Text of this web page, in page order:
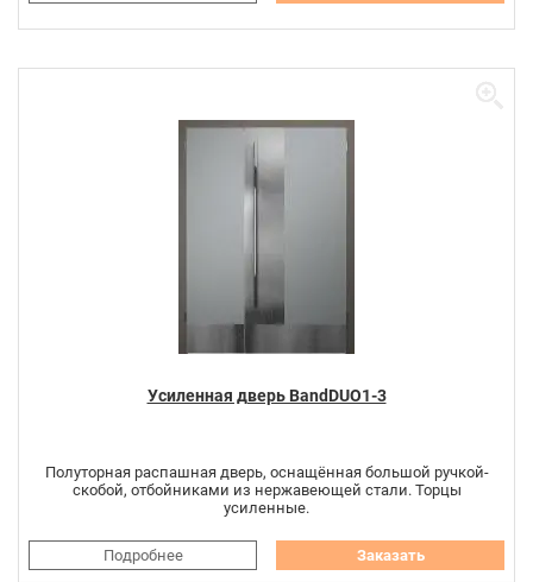
Усиленная дверь BandDUO1-3
Полуторная распашная дверь, оснащённая большой ручкой-
скобой, отбойниками из нержавеющей стали. Торцы
усиленные.
Подробнее Заказать